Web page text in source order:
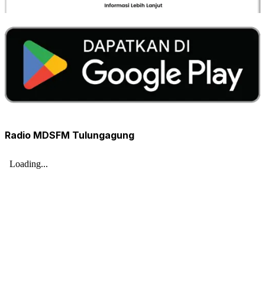
Radio MDSFM Tulungagung